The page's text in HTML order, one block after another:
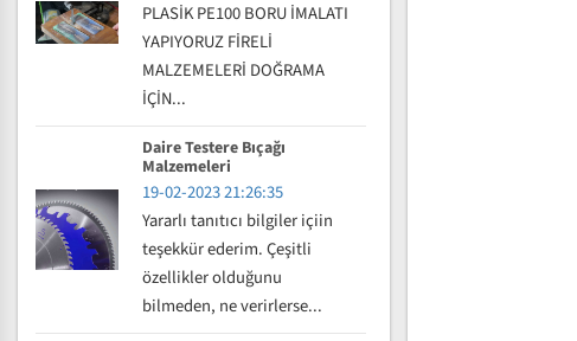
PLASİK PE100 BORU İMALATI
YAPIYORUZ FİRELİ
MALZEMELERİ DOĞRAMA
İÇİN...
Daire Testere Bıçağı
Malzemeleri
19-02-2023 21:26:35
Yararlı tanıtıcı bilgiler içiin
teşekkür ederim. Çeşitli
özellikler olduğunu
bilmeden, ne verirlerse...